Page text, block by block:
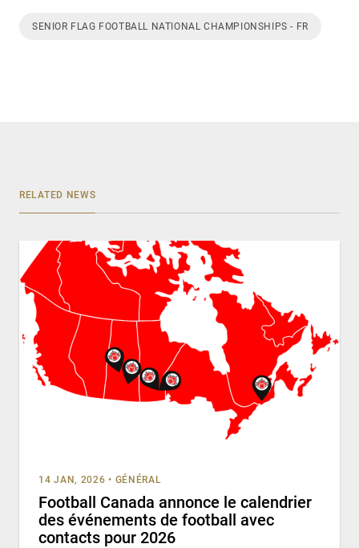
SENIOR FLAG FOOTBALL NATIONAL CHAMPIONSHIPS - FR
RELATED NEWS
14 JAN, 2026 • GÉNÉRAL
Football Canada annonce le calendrier
des événements de football avec
contacts pour 2026